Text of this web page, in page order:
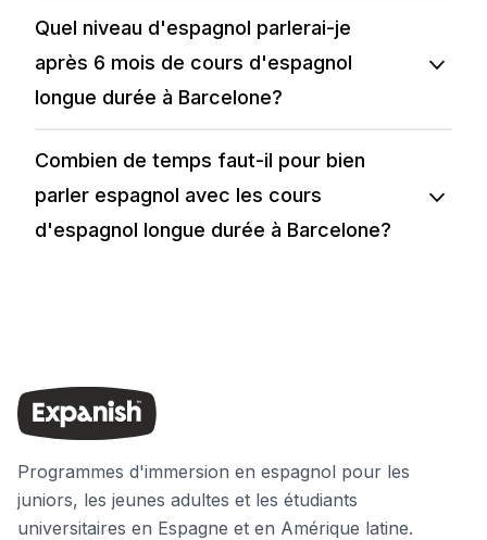
Quel niveau d'espagnol parlerai-je
après 6 mois de cours d'espagnol
longue durée à Barcelone?
Combien de temps faut-il pour bien
parler espagnol avec les cours
d'espagnol longue durée à Barcelone?
Programmes d'immersion en espagnol pour les
juniors, les jeunes adultes et les étudiants
universitaires en Espagne et en Amérique latine.